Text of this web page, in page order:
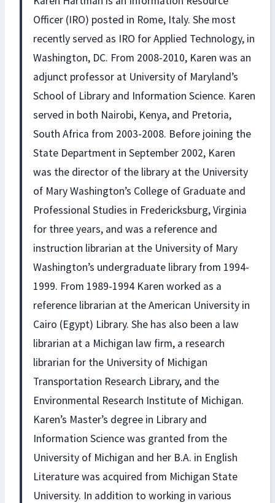
Officer (IRO) posted in Rome, Italy. She most
recently served as IRO for Applied Technology, in
Washington, DC. From 2008-2010, Karen was an
adjunct professor at University of Maryland’s
School of Library and Information Science. Karen
served in both Nairobi, Kenya, and Pretoria,
South Africa from 2003-2008. Before joining the
State Department in September 2002, Karen
was the director of the library at the University
of Mary Washington’s College of Graduate and
Professional Studies in Fredericksburg, Virginia
for three years, and was a reference and
instruction librarian at the University of Mary
Washington’s undergraduate library from 1994-
1999. From 1989-1994 Karen worked as a
reference librarian at the American University in
Cairo (Egypt) Library. She has also been a law
librarian at a Michigan law firm, a research
librarian for the University of Michigan
Transportation Research Library, and the
Environmental Research Institute of Michigan.
Karen’s Master’s degree in Library and
Information Science was granted from the
University of Michigan and her B.A. in English
Literature was acquired from Michigan State
University. In addition to working in various